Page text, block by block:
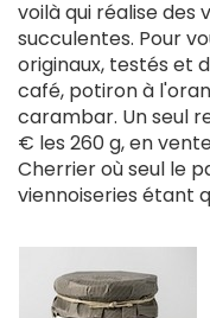
voilà qui réalise des
succulentes. Pour
originaux, testés et
café, potiron à
carambar. Un seul
€ les 260 g, en
Cherrier où seul le
viennoiseries étant